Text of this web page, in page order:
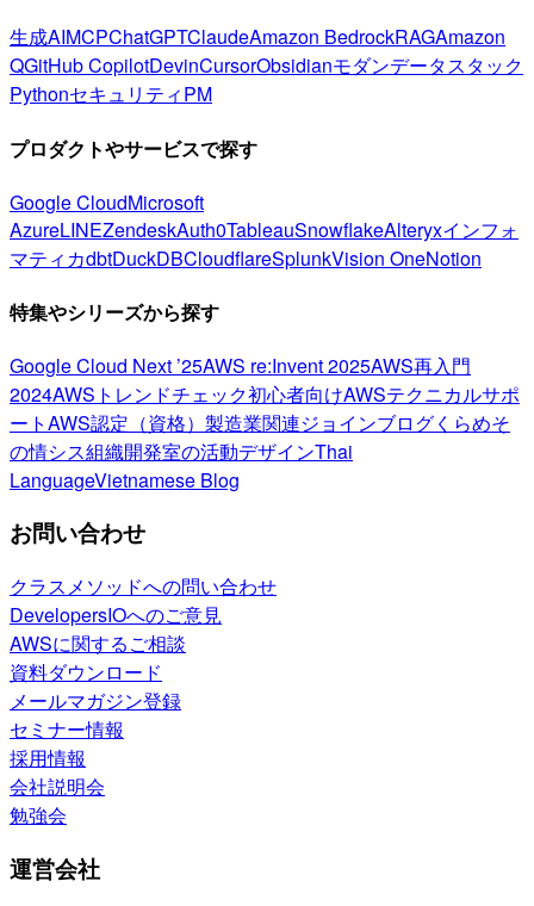
生成AIMCPChatGPTClaudeAmazon BedrockRAGAmazon
QGitHub CopilotDevinCursorObsidianモダンデータスタック
PythonセキュリティPM
プロダクトやサービスで探す
Google CloudMicrosoft
AzureLINEZendeskAuth0TableauSnowflakeAlteryxインフォ
マティカdbtDuckDBCloudflareSplunkVision OneNotion
特集やシリーズから探す
Google Cloud Next ’25AWS re:Invent 2025AWS再入門
2024AWSトレンドチェック初心者向けAWSテクニカルサポ
ートAWS認定（資格） 製造業関連ジョインブログくらめそ
の情シス組織開発室の活動デザインThai
LanguageVietnamese Blog
お問い合わせ
クラスメソッドへの問い合わせ
DevelopersIOへのご意見
AWSに関するご相談
資料ダウンロード
メールマガジン登録
セミナー情報
採用情報
会社説明会
勉強会
運営会社